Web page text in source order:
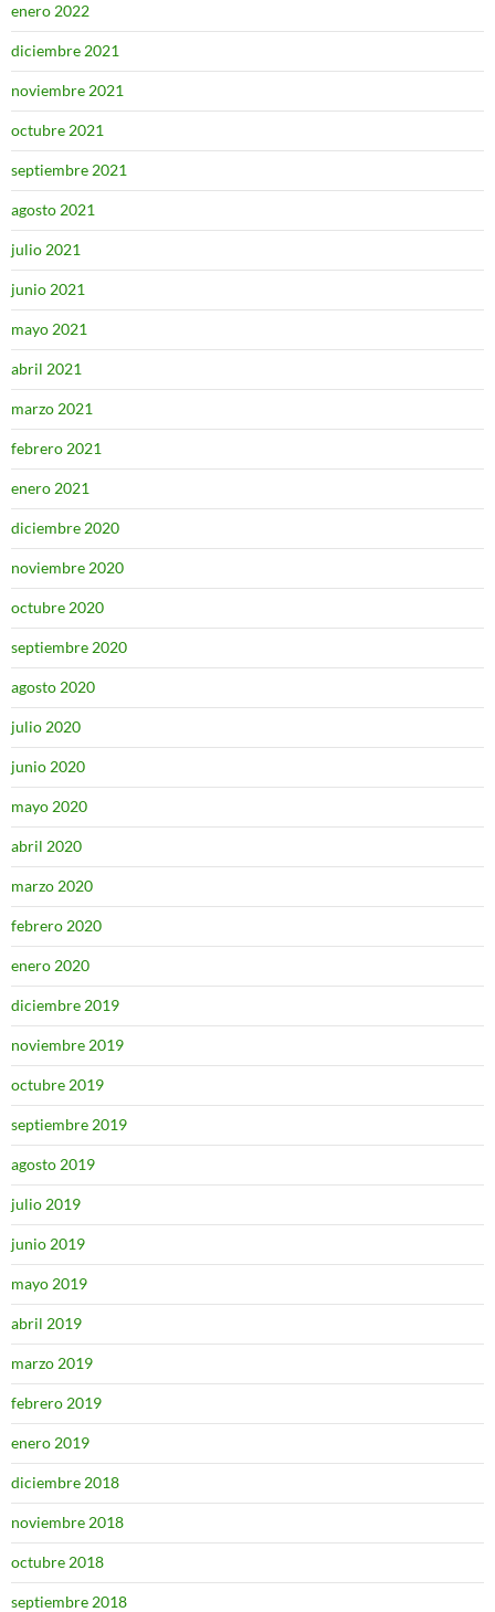
enero 2022
diciembre 2021
noviembre 2021
octubre 2021
septiembre 2021
agosto 2021
julio 2021
junio 2021
mayo 2021
abril 2021
marzo 2021
febrero 2021
enero 2021
diciembre 2020
noviembre 2020
octubre 2020
septiembre 2020
agosto 2020
julio 2020
junio 2020
mayo 2020
abril 2020
marzo 2020
febrero 2020
enero 2020
diciembre 2019
noviembre 2019
octubre 2019
septiembre 2019
agosto 2019
julio 2019
junio 2019
mayo 2019
abril 2019
marzo 2019
febrero 2019
enero 2019
diciembre 2018
noviembre 2018
octubre 2018
septiembre 2018